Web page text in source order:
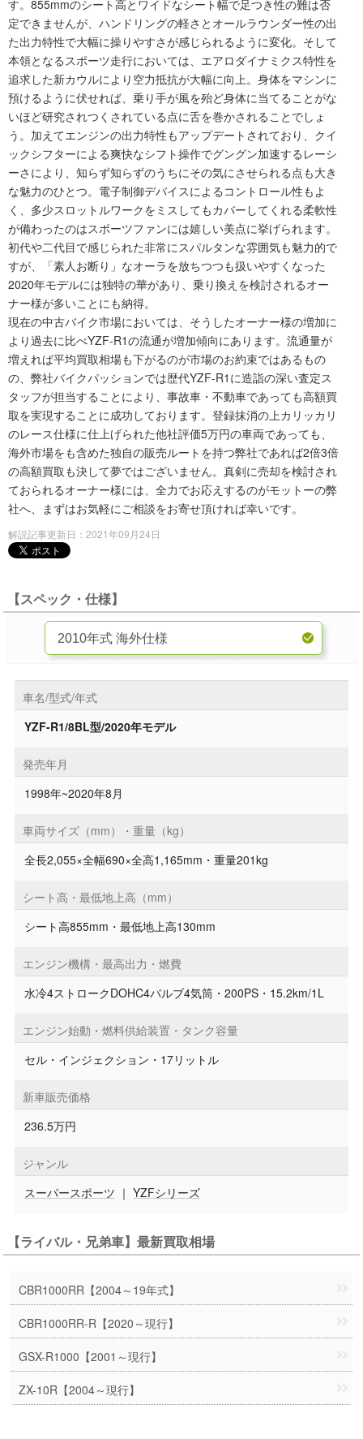
す。855mmのシート高とワイドなシート幅で足つき性の難は否
定できませんが、ハンドリングの軽さとオールラウンダー性の出
た出力特性で大幅に操りやすさが感じられるように変化。そして
本領となるスポーツ走行においては、エアロダイナミクス特性を
追求した新カウルにより空力抵抗が大幅に向上。身体をマシンに
預けるように伏せれば、乗り手が風を殆ど身体に当てることがな
いほど研究されつくされている点に舌を巻かされることでしょ
う。加えてエンジンの出力特性もアップデートされており、クイ
ックシフターによる爽快なシフト操作でグングン加速するレーシ
ーさにより、知らず知らずのうちにその気にさせられる点も大き
な魅力のひとつ。電子制御デバイスによるコントロール性もよ
く、多少スロットルワークをミスしてもカバーしてくれる柔軟性
が備わったのはスポーツファンには嬉しい美点に挙げられます。
初代や二代目で感じられた非常にスパルタンな雰囲気も魅力的で
すが、「素人お断り」なオーラを放ちつつも扱いやすくなった
2020年モデルには独特の華があり、乗り換えを検討されるオー
ナー様が多いことにも納得。
現在の中古バイク市場においては、そうしたオーナー様の増加に
より過去に比べYZF-R1の流通が増加傾向にあります。流通量が
増えれば平均買取相場も下がるのが市場のお約束ではあるもの
の、弊社バイクパッションでは歴代YZF-R1に造詣の深い査定ス
タッフが担当することにより、事故車・不動車であっても高額買
取を実現することに成功しております。登録抹消の上カリッカリ
のレース仕様に仕上げられた他社評価5万円の車両であっても、
海外市場をも含めた独自の販売ルートを持つ弊社であれば2倍3倍
の高額買取も決して夢ではございません。真剣に売却を検討され
ておられるオーナー様には、全力でお応えするのがモットーの弊
社へ、まずはお気軽にご相談をお寄せ頂ければ幸いです。
解説記事更新日：2021年09月24日
【スペック・仕様】
車名/型式/年式
YZF-R1/8BL型/2020年モデル
発売年月
1998年~2020年8月
車両サイズ（mm）・重量（kg）
全長2,055×全幅690×全高1,165mm・重量201kg
シート高・最低地上高（mm）
シート高855mm・最低地上高130mm
エンジン機構・最高出力・燃費
水冷4ストロークDOHC4バルブ4気筒・200PS・15.2km/1L
エンジン始動・燃料供給装置・タンク容量
セル・インジェクション・17リットル
新車販売価格
236.5万円
ジャンル
スーパースポーツ ｜ YZFシリーズ
【ライバル・兄弟車】最新買取相場
CBR1000RR【2004～19年式】
CBR1000RR-R【2020～現行】
GSX-R1000【2001～現行】
ZX-10R【2004～現行】